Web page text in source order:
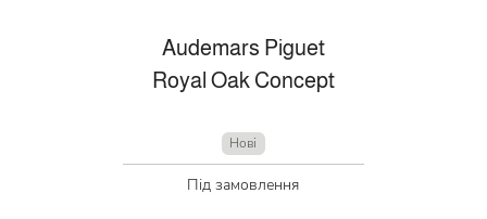
Audemars Piguet
Royal Oak Concept
Нові
Під замовлення